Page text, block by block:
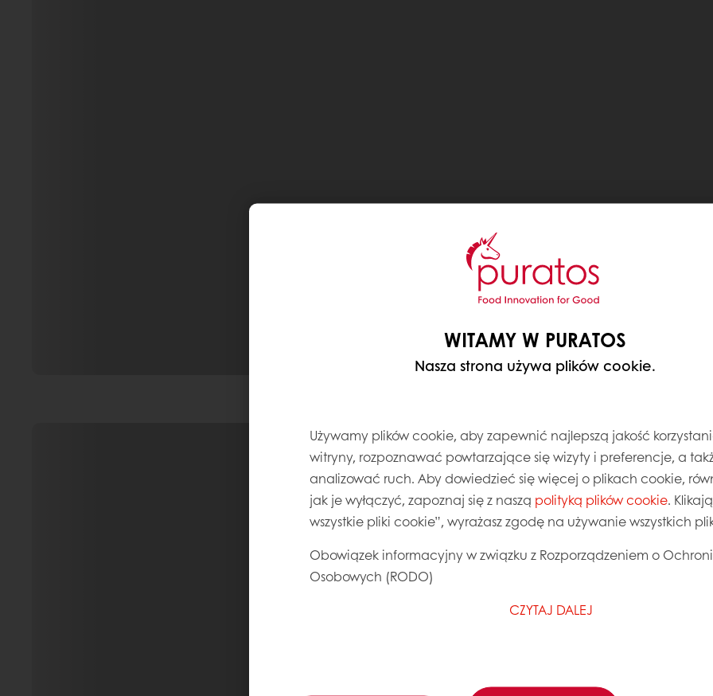
WITAMY W PURATOS
Nasza strona używa plików cookie.
Używamy plików cookie, aby zapewnić najlepszą jakość
witryny, rozpoznawać powtarzające się wizyty i preferencje, a
analizować ruch. Aby dowiedzieć się więcej o plikach cookie,
jak je wyłączyć, zapoznaj się z naszą polityką plików cookie.
wszystkie pliki cookie”, wyrażasz zgodę na używanie wszystkich
Obowiązek informacyjny w związku z Rozporządzeniem o
Osobowych (RODO)
CZYTAJ DALEJ